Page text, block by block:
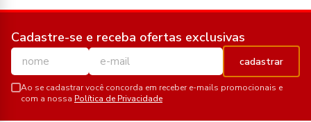
Cadastre-se e receba ofertas exclusivas
cadastrar
Ao se cadastrar você concorda em receber e-mails promocionais e
com a nossa Política de Privacidade